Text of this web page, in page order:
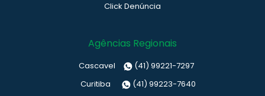
Click Denúncia
Agências Regionais
Cascavel
(41) 99221-7297
Curitiba
(41) 99223-7640